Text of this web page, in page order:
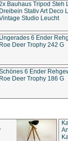
Bauhaus Tripod Steh
Dreibein Stativ Art Deco
Studio Leucht
Ungerades 6 Ender
Roe Deer Trophy 242 G
6 Ender
Roe Deer Trophy 186 G